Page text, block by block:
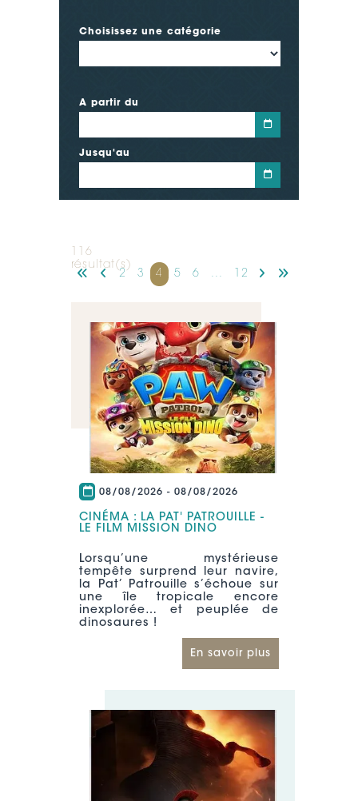
Choisissez une catégorie
A partir du
Jusqu'au
116
résultat(s)
2 3 4 5 6 ... 12
08/08/2026 - 08/08/2026
CINÉMA : LA PAT' PATROUILLE -
LE FILM MISSION DINO
Lorsqu’une mystérieuse
tempête surprend leur navire,
la Pat’ Patrouille s’échoue sur
une île tropicale encore
inexplorée… et peuplée de
dinosaures !
En savoir plus